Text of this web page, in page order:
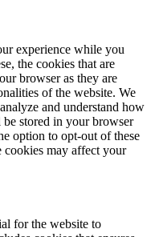
experience while you
the cookies that are
browser as they are
of the website. We
and understand how
stored in your browser
option to opt-out of these
cookies may affect your
for the website to